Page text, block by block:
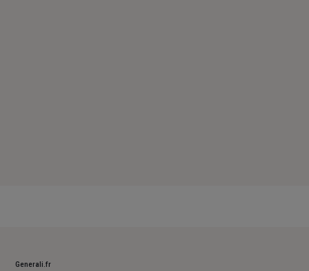
Generali.fr